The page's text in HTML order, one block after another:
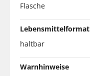
Flasche
Lebensmittelformat
haltbar
Warnhinweise